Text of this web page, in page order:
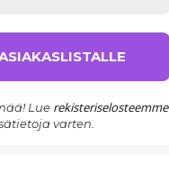
Lue rekisteriselosteemme
varten.